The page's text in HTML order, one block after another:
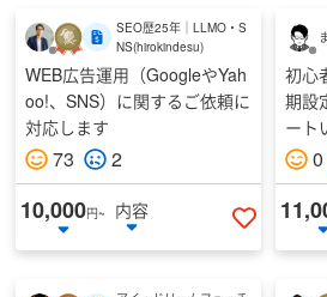
SEO歴25年｜LLMO・S
NS(hirokindesu)
WEB広告運用（GoogleやYah
oo!、SNS）に関するご依頼に
対応します
73 2
10,000円~
内容
いいねする
初心
期設
ート
0